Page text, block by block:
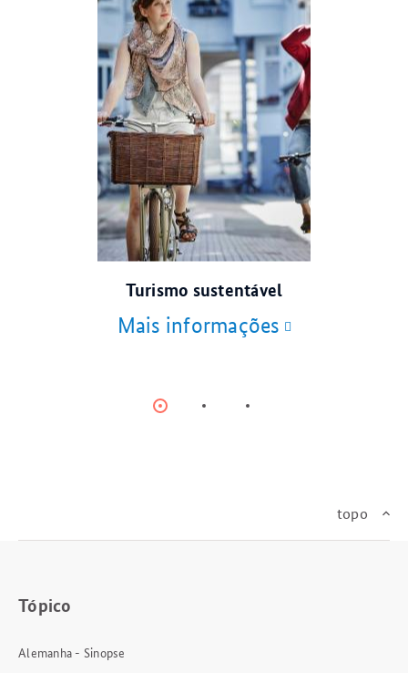
Turismo sustentável
Mais informações
topo
Tópico
Alemanha - Sinopse